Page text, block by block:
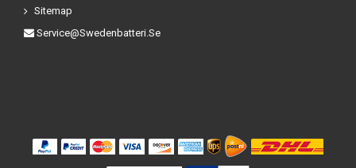
Sitemap
Service@swedenbatteri.se